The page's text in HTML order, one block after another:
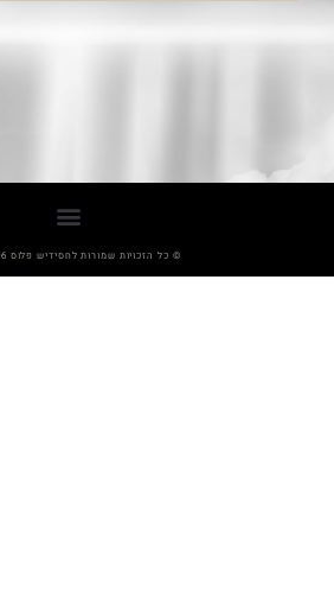
© כל הזכויות שמורות לחסידיש פלוס 2013-2026